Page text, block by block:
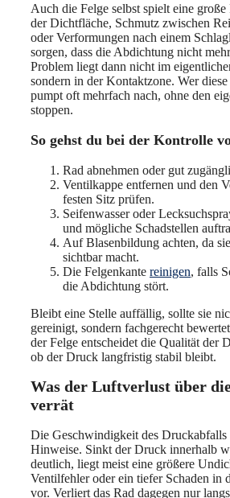
Auch die Felge selbst spielt eine
der Dichtfläche, Schmutz zwischen
oder Verformungen nach einem
sorgen, dass die Abdichtung nicht
Problem liegt dann nicht im
sondern in der Kontaktzone. Wer
pumpt oft mehrfach nach, ohne den
stoppen.
So gehst du bei der Kontrolle
Rad abnehmen oder gut
Ventilkappe entfernen und den
festen Sitz prüfen.
Seifenwasser oder
und mögliche Schadstellen
Auf Blasenbildung achten, da
sichtbar macht.
Die Felgenkante reinigen, falls
die Abdichtung stört.
Bleibt eine Stelle auffällig, sollte sie
gereinigt, sondern fachgerecht
der Felge entscheidet die Qualität der
ob der Druck langfristig stabil bleibt.
Was der Luftverlust über
verrät
Die Geschwindigkeit des
Hinweise. Sinkt der Druck innerhalb
deutlich, liegt meist eine größere
Ventilfehler oder ein tiefer Schaden in
vor. Verliert das Rad dagegen nur